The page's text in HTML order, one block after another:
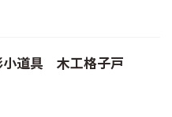
道具 木工格子戸